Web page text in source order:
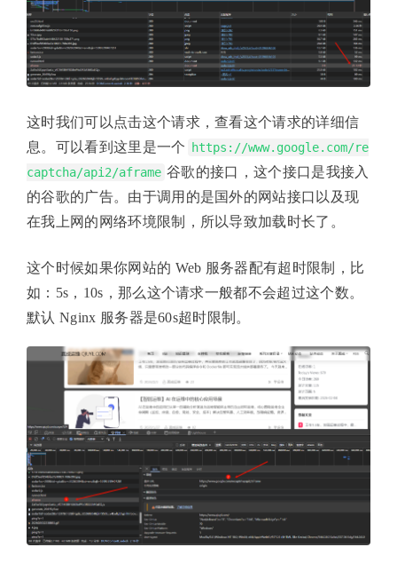
这时我们可以点击这个请求，查看这个请求的详细信
息。可以看到这里是一个
https://www.google.com/re
captcha/api2/aframe 谷歌的接口，这个接口是我接入
的谷歌的广告。由于调用的是国外的网站接口以及现
在我上网的网络环境限制，所以导致加载时长了。
这个时候如果你网站的 Web 服务器配有超时限制，比
如：5s，10s，那么这个请求一般都不会超过这个数。
默认 Nginx 服务器是60s超时限制。